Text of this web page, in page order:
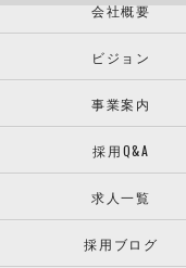
会社概要
ビジョン
事業案内
採用Q&A
求人一覧
採用ブログ